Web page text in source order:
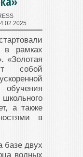
в рамках
«Золотая
собой
обучения
а также
в
базе двух
водных